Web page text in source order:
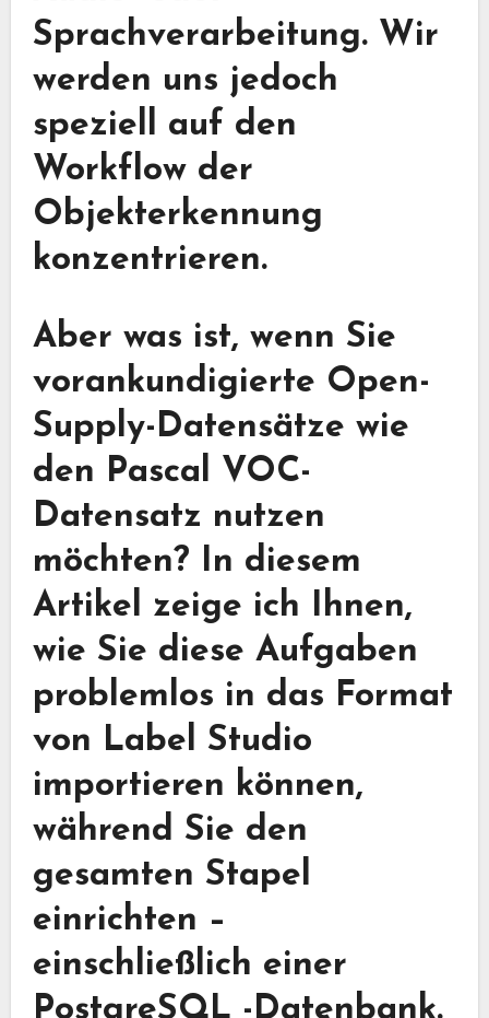
Sprachverarbeitung. Wir
werden uns jedoch
speziell auf den
Workflow der
Objekterkennung
konzentrieren.
Aber was ist, wenn Sie
vorankundigierte Open-
Supply-Datensätze wie
den Pascal VOC-
Datensatz nutzen
möchten? In diesem
Artikel zeige ich Ihnen,
wie Sie diese Aufgaben
problemlos in das Format
von Label Studio
importieren können,
während Sie den
gesamten Stapel
einrichten –
einschließlich einer
PostgreSQL -Datenbank.